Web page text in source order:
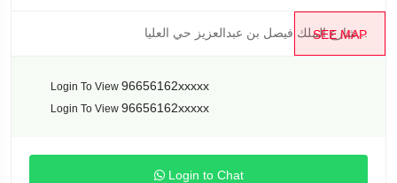
SEE MAP
شارع الملك فيصل بن عبدالعزيز حي العليا...
Login To View 96656162xxxxx
Login To View 96656162xxxxx
Login to Chat